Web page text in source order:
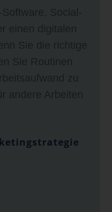
Social-
einen digitalen
Sie die richtige
Sie Routinen
zu
andere Arbeiten